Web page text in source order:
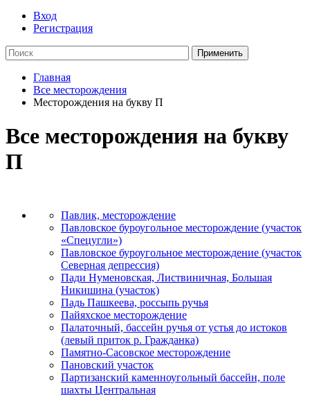
Вход
Регистрация
Главная
Все месторождения
Месторождения на букву П
Все месторождения на букву
П
Павлик, месторождение
Павловское буроугольное месторождение (участок
«Спецугли»)
Павловское буроугольное месторождение (участок
Северная депрессия)
Пади Нуменовская, Листвиничная, Большая
Никишина (участок)
Падь Пашкеева, россыпь ручья
Пайяхское месторождение
Палаточный, бассейн ручья от устья до истоков
(левый приток р. Гражданка)
Памятно-Сасовское месторождение
Пановский участок
Партизанский каменноугольный бассейн, поле
шахты Центральная